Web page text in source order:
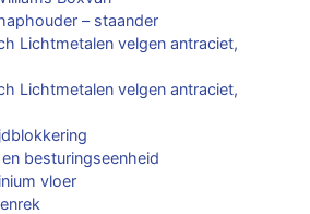
– staander
Lichtmetalen velgen antraciet,
Lichtmetalen velgen antraciet,
besturingseenheid
vloer